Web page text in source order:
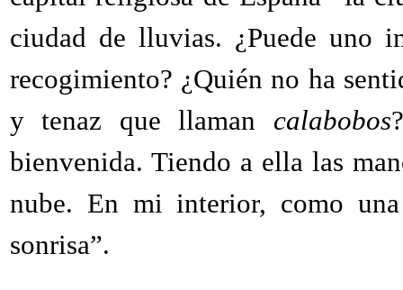
ciudad de lluvias. ¿Puede uno
recogimiento? ¿Quién no ha
y tenaz que llaman calabobos
bienvenida. Tiendo a ella las
nube. En mi interior, como
sonrisa”.